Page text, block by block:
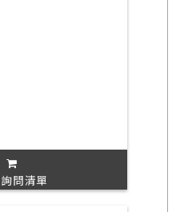
問清單